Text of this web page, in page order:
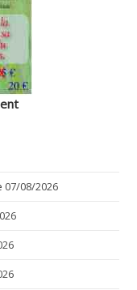
07/08/2026